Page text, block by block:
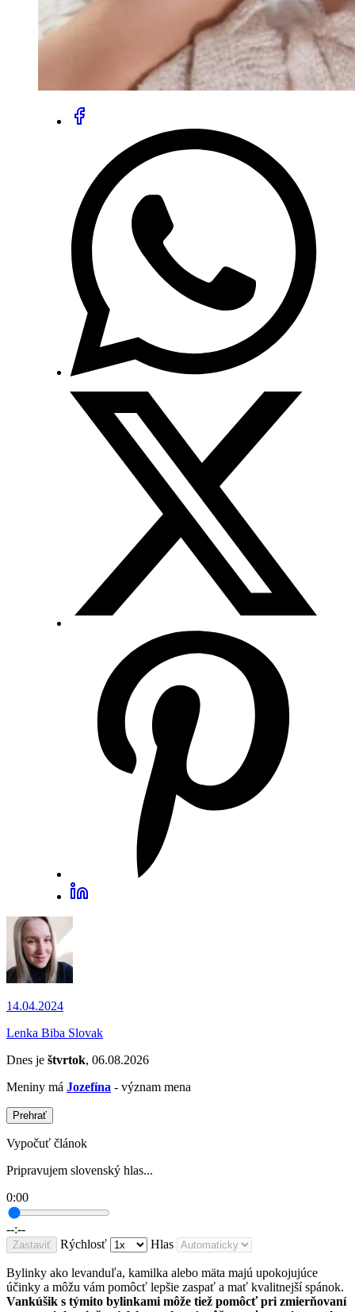
14.04.2024
Lenka Biba Slovak
Dnes je štvrtok, 06.08.2026
Meniny má Jozefína - význam mena
Prehrať
Vypočuť článok
Pripravujem slovenský hlas...
0:00
--:--
Zastaviť Rýchlosť Hlas
Bylinky ako levanduľa, kamilka alebo mäta majú upokojujúce
účinky a môžu vám pomôcť lepšie zaspať a mať kvalitnejší spánok.
Vankúšik s týmito bylinkami môže tiež pomôcť pri zmierňovaní